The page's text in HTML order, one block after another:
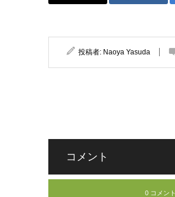
投稿者: Naoya Yasuda
コメント
0 コメント